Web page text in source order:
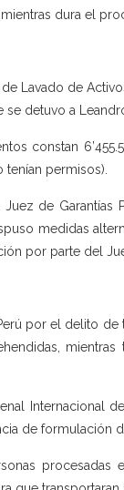
dura el
Lavado de
detuvo a
constan
permisos).
de Garantías
medidas
por parte del
por el delito
Internacional
de formulación
procesadas